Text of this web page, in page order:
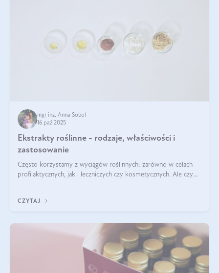
mgr inż. Anna Sobol
16 paź 2025
Ekstrakty roślinne - rodzaje, właściwości i
zastosowanie
Często korzystamy z wyciągów roślinnych: zarówno w celach
profilaktycznych, jak i leczniczych czy kosmetycznych. Ale czy
CZYTAJ